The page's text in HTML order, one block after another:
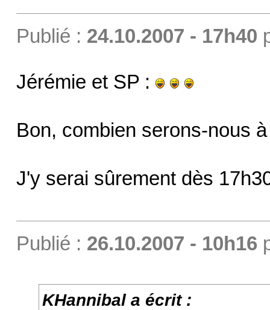
Publié : 24.10.2007 - 17h40
Jérémie et SP :
Bon, combien serons-nous
J'y serai sûrement dès
Publié : 26.10.2007 - 10h16
KHannibal a écrit :